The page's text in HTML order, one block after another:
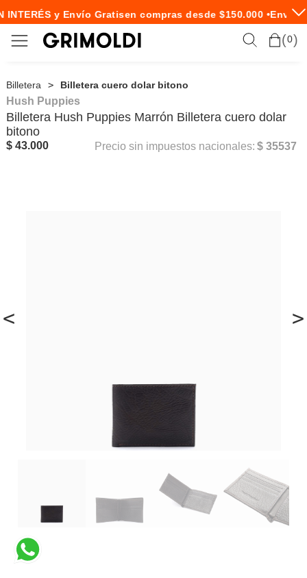
INTERÉS y Envío Gratisen compras desde $150.000 •Envío
0
Billetera Billetera cuero dolar bitono
< >
Hush Puppies
Billetera Hush Puppies Marrón Billetera cuero dolar
bitono
$ 43.000 Precio sin impuestos nacionales: $ 35537